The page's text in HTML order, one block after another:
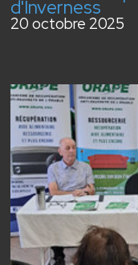
d'Inverness
20 octobre 2025